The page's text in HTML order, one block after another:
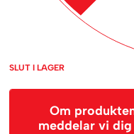
SLUT I LAGER
Om
meddelar vi